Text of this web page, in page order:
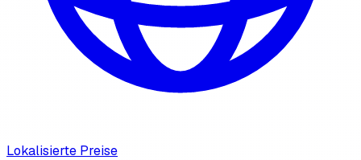
Lokalisierte Preise